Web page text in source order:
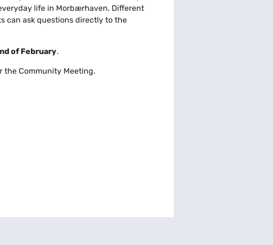
life in Morbærhaven. Different
can ask questions directly to the
of February.
Community Meeting.